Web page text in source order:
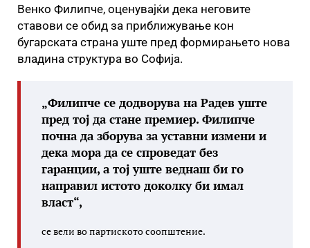
Венко Филипче, оценувајќи дека неговите
ставови се обид за приближување кон
бугарската страна уште пред формирањето нова
владина структура во Софија.
„Филипче се додворува на Радев уште
пред тој да стане премиер. Филипче
почна да зборува за уставни измени и
дека мора да се спроведат без
гаранции, а тој уште веднаш би го
направил истото доколку би имал
власт“,
се вели во партиското соопштение.